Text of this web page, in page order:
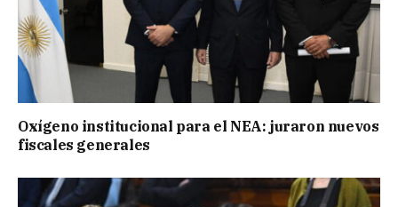
Oxígeno institucional para el NEA: juraron nuevos
fiscales generales